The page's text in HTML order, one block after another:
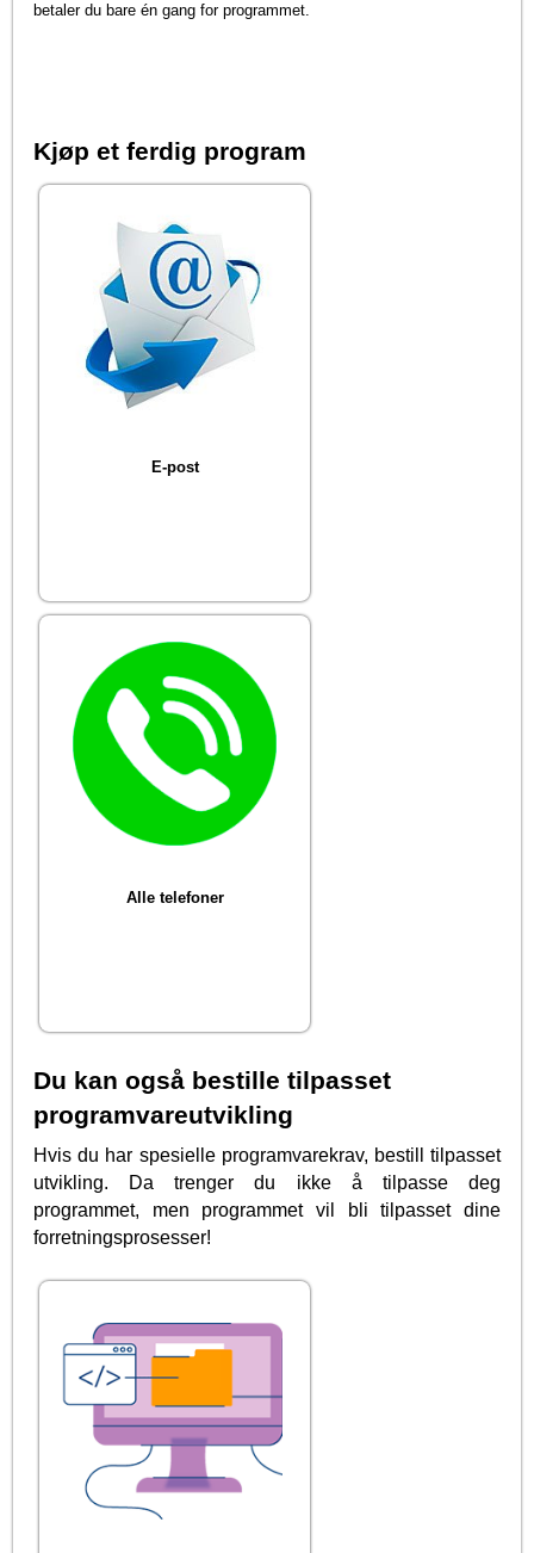
betaler du bare én gang for programmet.
Kjøp et ferdig program
E-post
Alle telefoner
Du kan også bestille tilpasset
programvareutvikling
Hvis du har spesielle programvarekrav, bestill tilpasset
utvikling. Da trenger du ikke å tilpasse deg
programmet, men programmet vil bli tilpasset dine
forretningsprosesser!